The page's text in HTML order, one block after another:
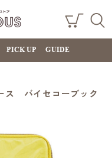
ー
イ
ング
カー
PICK UP GUIDE
ス バイセコーブック